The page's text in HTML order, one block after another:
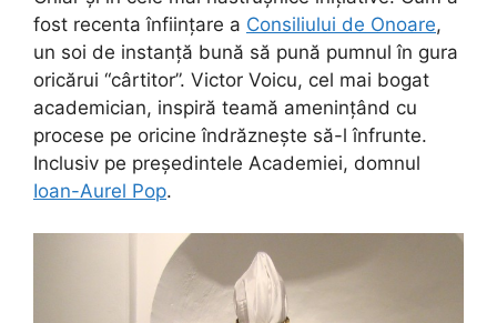
fost recenta înființare a Consiliului de Onoare,
un soi de instanță bună să pună pumnul în gura
oricărui “cârtitor”. Victor Voicu, cel mai bogat
academician, inspiră teamă amenințând cu
procese pe oricine îndrăznește să-l înfrunte.
Inclusiv pe președintele Academiei, domnul
Ioan-Aurel Pop.